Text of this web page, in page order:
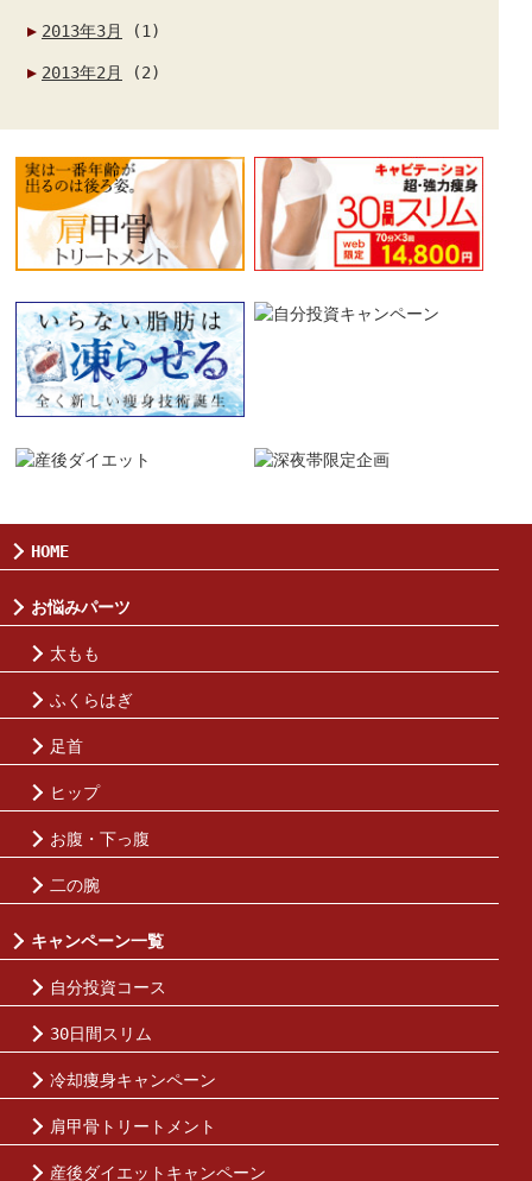
2013年3月 (1)
2013年2月 (2)
HOME
お悩みパーツ
太もも
ふくらはぎ
足首
ヒップ
お腹・下っ腹
二の腕
キャンペーン一覧
自分投資コース
30日間スリム
冷却痩身キャンペーン
肩甲骨トリートメント
産後ダイエットキャンペーン